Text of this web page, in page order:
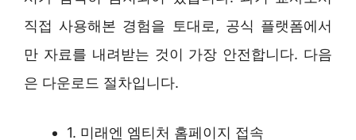
직접 사용해본 경험을 토대로, 공식 플랫폼에서
만 자료를 내려받는 것이 가장 안전합니다. 다음
은 다운로드 절차입니다.
1. 미래엔 엠티처 홈페이지 접속